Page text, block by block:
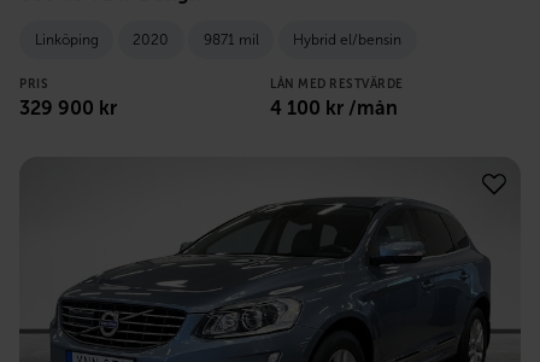
Linköping 2020 9871 mil Hybrid el/bensin
PRIS
329 900 kr
LÅN MED RESTVÄRDE
4 100 kr /mån